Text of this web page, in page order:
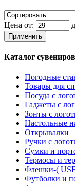
Цена от:
Применить
Каталог сувениров
Погодные
Товары для
Посуда с
Гаджеты с
Зонты с
Настольные
Открывалки
Ручки с
Сумки и
Термосы и
Флешки-(
Футболки и